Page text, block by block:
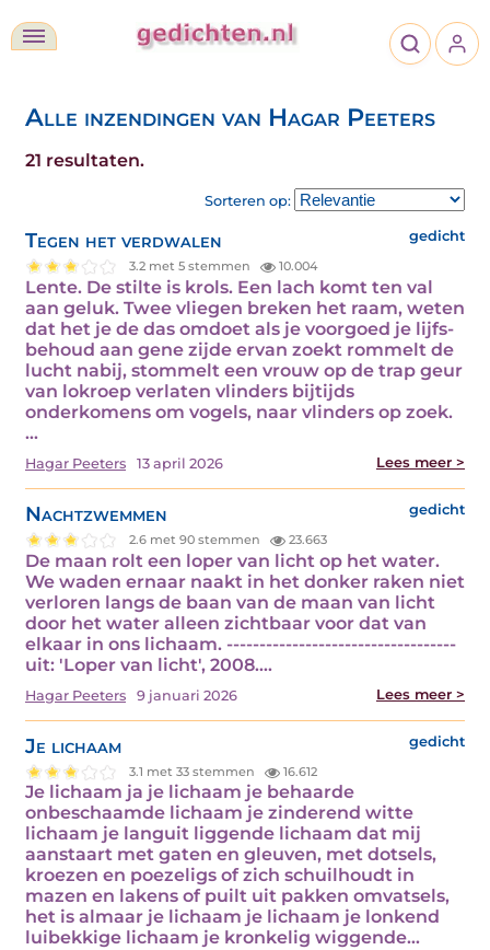
Alle inzendingen van Hagar Peeters
21 resultaten.
Sorteren op:
Tegen het verdwalen gedicht
3.2 met 5 stemmen 10.004
Lente. De stilte is krols. Een lach komt ten val
aan geluk. Twee vliegen breken het raam, weten
dat het je de das omdoet als je voorgoed je lijfs-
behoud aan gene zijde ervan zoekt rommelt de
lucht nabij, stommelt een vrouw op de trap geur
van lokroep verlaten vlinders bijtijds
onderkomens om vogels, naar vlinders op zoek.
…
Hagar Peeters 13 april 2026 Lees meer >
Nachtzwemmen gedicht
2.6 met 90 stemmen 23.663
De maan rolt een loper van licht op het water.
We waden ernaar naakt in het donker raken niet
verloren langs de baan van de maan van licht
door het water alleen zichtbaar voor dat van
elkaar in ons lichaam. -----------------------------------
uit: 'Loper van licht', 2008.…
Hagar Peeters 9 januari 2026 Lees meer >
Je lichaam gedicht
3.1 met 33 stemmen 16.612
Je lichaam ja je lichaam je behaarde
onbeschaamde lichaam je zinderend witte
lichaam je languit liggende lichaam dat mij
aanstaart met gaten en gleuven, met dotsels,
kroezen en poezeligs of zich schuilhoudt in
mazen en lakens of puilt uit pakken omvatsels,
het is almaar je lichaam je lichaam je lonkend
luibekkige lichaam je kronkelig wiggende…